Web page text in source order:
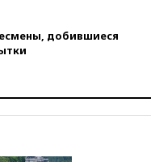
добившиеся